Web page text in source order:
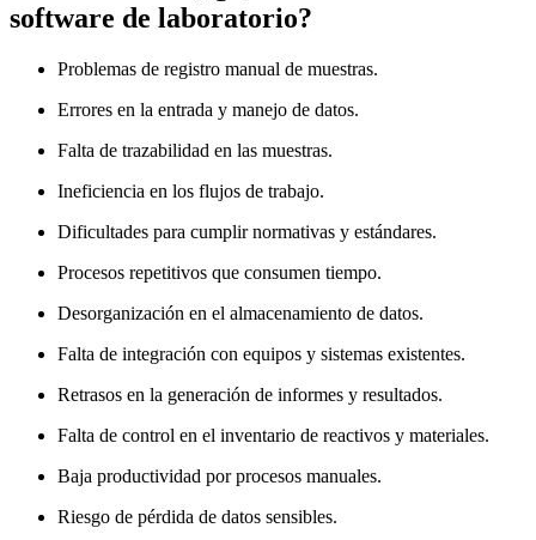
software de laboratorio?
Problemas de registro manual de muestras.
Errores en la entrada y manejo de datos.
Falta de trazabilidad en las muestras.
Ineficiencia en los flujos de trabajo.
Dificultades para cumplir normativas y estándares.
Procesos repetitivos que consumen tiempo.
Desorganización en el almacenamiento de datos.
Falta de integración con equipos y sistemas existentes.
Retrasos en la generación de informes y resultados.
Falta de control en el inventario de reactivos y materiales.
Baja productividad por procesos manuales.
Riesgo de pérdida de datos sensibles.